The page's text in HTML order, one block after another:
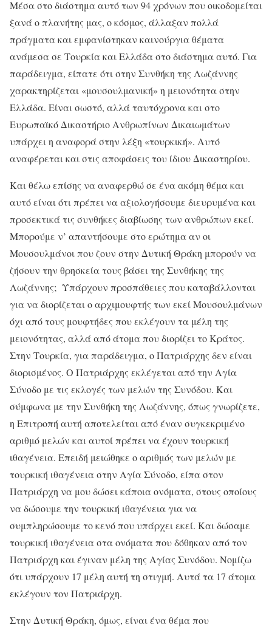
Μέσα στο διάστημα αυτό των 94 χρόνων που οικοδομείται
ξανά ο πλανήτης μας, ο κόσμος, άλλαξαν πολλά
πράγματα και εμφανίστηκαν καινούργια θέματα
ανάμεσα σε Τουρκία και Ελλάδα στο διάστημα αυτό. Για
παράδειγμα, είπατε ότι στην Συνθήκη της Λωζάννης
χαρακτηρίζεται «μουσουλμανική» η μειονότητα στην
Ελλάδα. Είναι σωστό, αλλά ταυτόχρονα και στο
Ευρωπαϊκό Δικαστήριο Ανθρωπίνων Δικαιωμάτων
υπάρχει η αναφορά στην λέξη «τουρκική». Αυτό
αναφέρεται και στις αποφάσεις του ίδιου Δικαστηρίου.
Και θέλω επίσης να αναφερθώ σε ένα ακόμη θέμα και
αυτό είναι ότι πρέπει να αξιολογήσουμε διευρυμένα και
προσεκτικά τις συνθήκες διαβίωσης των ανθρώπων εκεί.
Μπορούμε ν’ απαντήσουμε στο ερώτημα αν οι
Μουσουλμάνοι που ζουν στην Δυτική Θράκη μπορούν να
ζήσουν την θρησκεία τους βάσει της Συνθήκης της
Λωζάννης; Υπάρχουν προσπάθειες που καταβάλλονται
για να διορίζεται ο αρχιμουφτής των εκεί Μουσουλμάνων
όχι από τους μουφτήδες που εκλέγουν τα μέλη της
μειονότητας, αλλά από άτομα που διορίζει το Κράτος.
Στην Τουρκία, για παράδειγμα, ο Πατριάρχης δεν είναι
διορισμένος. Ο Πατριάρχης εκλέγεται από την Αγία
Σύνοδο με τις εκλογές των μελών της Συνόδου. Και
σύμφωνα με την Συνθήκη της Λωζάννης, όπως γνωρίζετε,
η Επιτροπή αυτή αποτελείται από έναν συγκεκριμένο
αριθμό μελών και αυτοί πρέπει να έχουν τουρκική
ιθαγένεια. Επειδή μειώθηκε ο αριθμός των μελών με
τουρκική ιθαγένεια στην Αγία Σύνοδο, είπα στον
Πατριάρχη να μου δώσει κάποια ονόματα, στους οποίους
να δώσουμε την τουρκική ιθαγένεια για να
συμπληρώσουμε το κενό που υπάρχει εκεί. Και δώσαμε
τουρκική ιθαγένεια στα ονόματα που δόθηκαν από τον
Πατριάρχη και έγιναν μέλη της Αγίας Συνόδου. Νομίζω
ότι υπάρχουν 17 μέλη αυτή τη στιγμή. Αυτά τα 17 άτομα
εκλέγουν τον Πατριάρχη.
Στην Δυτική Θράκη, όμως, είναι ένα θέμα που